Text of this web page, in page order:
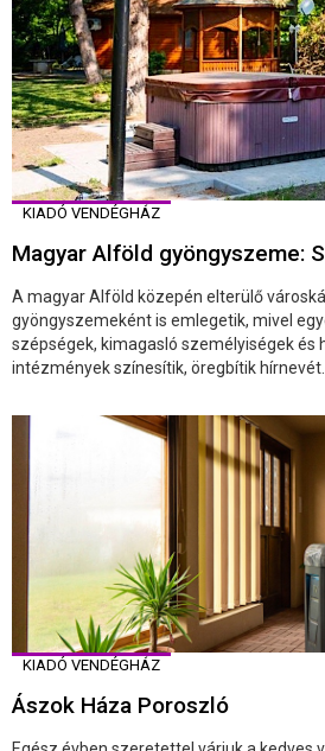
KIADÓ VENDÉGHÁZ
Magyar Alföld gyöngyszeme:
A magyar Alföld közepén elterülő
gyöngyszemeként is emlegetik, mivel
szépségek, kimagasló személyiségek és
intézmények színesítik, öregbítik hírnevét.
KIADÓ VENDÉGHÁZ
Ászok Háza Poroszló